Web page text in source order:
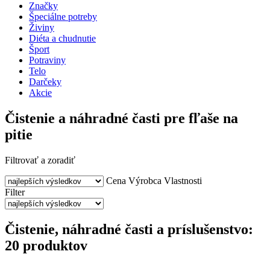
Značky
Špeciálne potreby
Živiny
Diéta a chudnutie
Šport
Potraviny
Telo
Darčeky
Akcie
Čistenie a náhradné časti pre fľaše na
pitie
Filtrovať a zoradiť
Cena Výrobca Vlastnosti
Filter
Čistenie, náhradné časti a príslušenstvo:
20 produktov